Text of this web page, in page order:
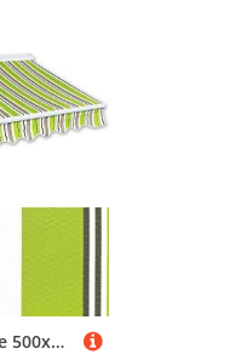
Jawoll Kassettenmarkise 500x300 cm, Markisenstoff grün-braun (Profilfarbe: Weiß), Sonnenschutz mit Markisenkrubel, Schattenspender, Sonnensegel, Hülsenmarkise UV- beständig & Wasserabweisend